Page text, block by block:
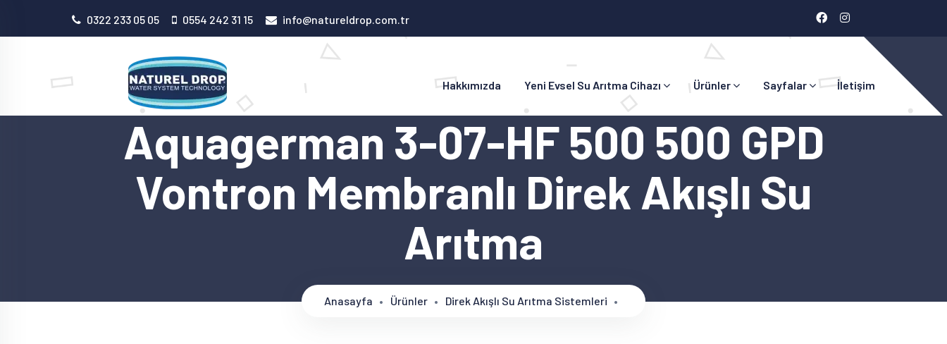
0322 233 05 05 0554 242 31 15 info@natureldrop.com.tr
Hakkımızda Yeni Evsel Su Arıtma Cihazı Ürünler Sayfalar İletişim
Aquagerman 3-07-HF 500 500 GPD
Vontron Membranlı Direk Akışlı Su
Arıtma
Anasayfa Ürünler Direk Akışlı Su Arıtma Sistemleri